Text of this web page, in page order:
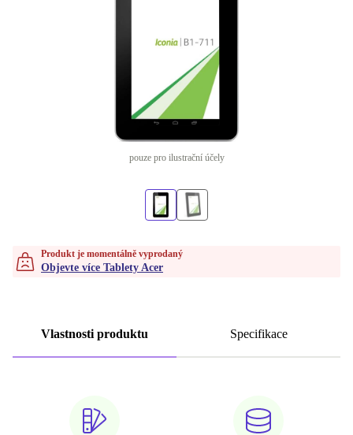
pouze pro ilustrační účely
Produkt je momentálně vyprodaný
Objevte více Tablety Acer
Vlastnosti produktu Specifikace